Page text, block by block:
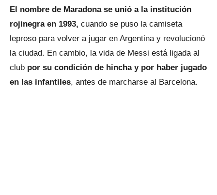
El nombre de Maradona se unió a la institución
rojinegra en 1993, cuando se puso la camiseta
leproso para volver a jugar en Argentina y revolucionó
la ciudad. En cambio, la vida de Messi está ligada al
club por su condición de hincha y por haber jugado
en las infantiles, antes de marcharse al Barcelona.